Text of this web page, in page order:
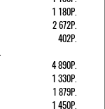
1 180Р.
2 672Р.
402Р.
4 890Р.
1 330Р.
1 879Р.
1 450Р.